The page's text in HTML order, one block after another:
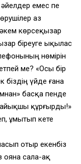
емес пе
аз
әкем көрсеқызар
біреуге ықылас
нөмірін
ме? «Осы бір
біздің үйде ғана
басқа пенде
құрғырды!»
ұмытып кете
отыр екенбіз
ояна сала-ақ